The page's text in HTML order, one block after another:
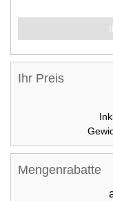
Mengenrabatte
Ihr Preis